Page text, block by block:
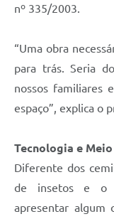
nº 335/2003.
“Uma obra
para trás. Seria
nossos familiares
espaço”, explica o
Tecnologia e
Diferente dos
de insetos e o
apresentar algum